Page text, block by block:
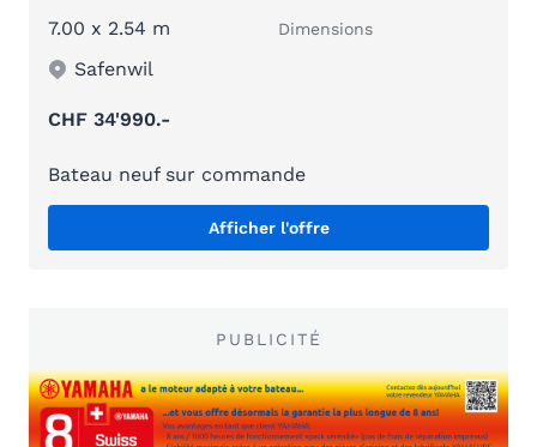
7.00 x 2.54 m Dimensions
Safenwil
CHF 34'990.-
Bateau neuf sur commande
Afficher l'offre
PUBLICITÉ